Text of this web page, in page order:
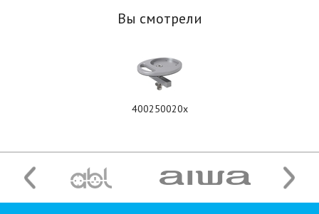
Вы смотрели
400250020x